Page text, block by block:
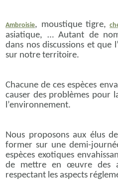
Ambroisie, moustique tigre,
asiatique, … Autant de
dans nos discussions et que
sur notre territoire.
Chacune de ces espèces
causer des problèmes pour
l’environnement.
Nous proposons aux élus
former sur une demi-
espèces exotiques
de mettre en œuvre des
respectant les aspects